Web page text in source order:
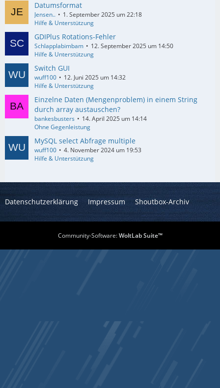
Datumsformat
Jensen..
1. September 2025 um 22:18
Hilfe & Unterstützung
GDIPlus Rotations-Fehler
Schlapplabimbam
12. September 2025 um 14:50
Hilfe & Unterstützung
Switch GUI
wuff100
12. Juni 2025 um 14:32
Hilfe & Unterstützung
Einzelne Daten (Mengenproblem) in einem String
durch array austauschen?
bankesbusters
14. April 2025 um 14:14
Ohne Gegenleistung
MySQL select Abfrage multiple
wuff100
4. November 2024 um 19:53
Hilfe & Unterstützung
Datenschutzerklärung Impressum Shoutbox-Archiv
Community-Software:WoltLab Suite™